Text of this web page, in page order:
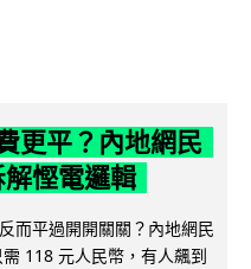
更平？內地網民
慳電邏輯
而平過開開關關？內地網民
118 元人民幣，有人飆到